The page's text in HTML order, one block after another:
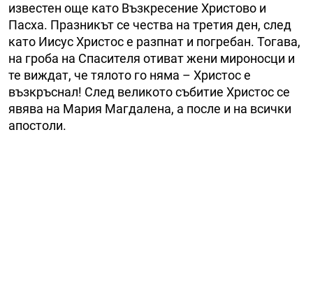
известен още като Възкресение Христово и
Пасха. Празникът се чества на третия ден, след
като Иисус Христос е разпнат и погребан. Тогава,
на гроба на Спасителя отиват жени мироносци и
те виждат, че тялото го няма – Христос е
възкръснал! След великото събитие Христос се
явява на Мария Магдалена, а после и на всички
апостоли.